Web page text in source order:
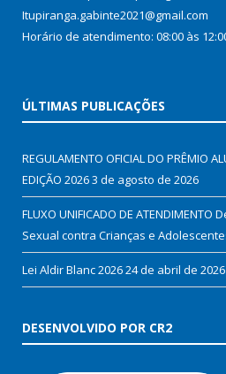
Itupiranga.gabinte2021@gmail.com
Horário de atendimento: 08:00 às
ÚLTIMAS PUBLICAÇÕES
REGULAMENTO OFICIAL DO PRÊMIO
EDIÇÃO 20263 de agosto de 2026
FLUXO UNIFICADO DE
Sexual contra Crianças e
Lei Aldir Blanc 202624 de abril de 2026
DESENVOLVIDO POR CR2